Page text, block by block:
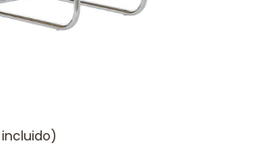
incluido)